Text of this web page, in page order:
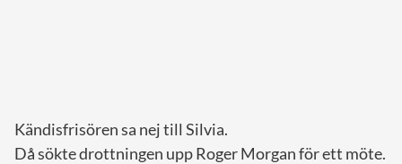
Kändisfrisören sa nej till Silvia.
Då sökte drottningen upp Roger Morgan för ett möte.